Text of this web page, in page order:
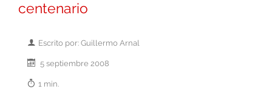
centenario
Escrito por: Guillermo Arnal
5 septiembre 2008
1 min.